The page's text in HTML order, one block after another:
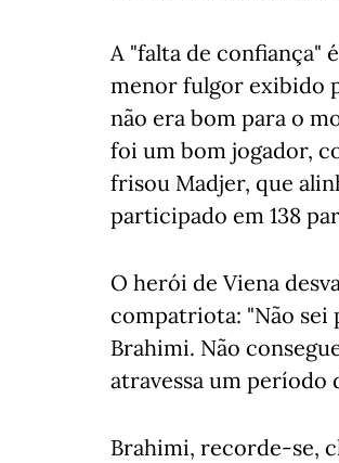
A "falta de confiança"
menor fulgor exibido
não era bom para o
foi um bom jogador,
frisou Madjer, que
participado em 138
O herói de Viena
compatriota: "Não sei
Brahimi. Não
atravessa um período
Brahimi, recorde-se,